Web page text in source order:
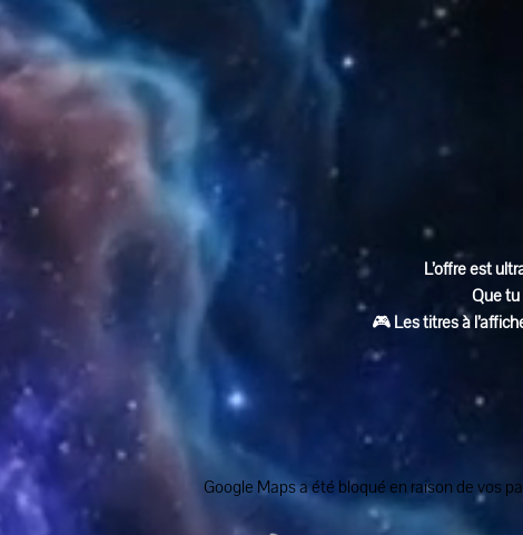
L’offre est
Que tu
🎮 Les titres à
Google Maps a été bloqué en raison de vos